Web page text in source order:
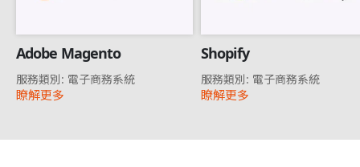
Adobe Magento
服務類別: 電子商務系統
瞭解更多
Shopify
服務類別: 電子商務系統
瞭解更多